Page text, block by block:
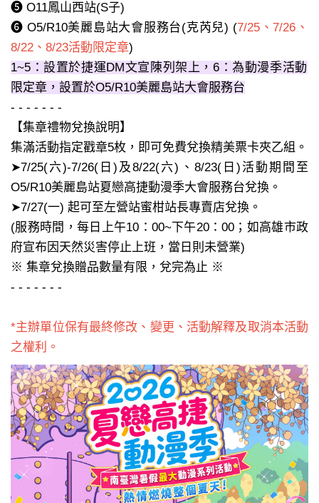
➎ O11鳳山西站(S子)
➏ O5/R10美麗島站大會服務台(克芮兒) (7/25、7/26、
8/22、8/23活動限定章)
1~5：設置於捷運DM文宣陳列架上 ，6：為動漫季活動
限定章，設置於O5/R10美麗島站大會服務台
- - - - - - -
【集章禮物兌換說明】
集滿活動指定戳章5枚，即可免費兌換精美票卡夾乙組。
➤7/25(六)-7/26(日)及8/22(六)、8/23(日)活動期間至
O5/R10美麗島站夏戀高捷動漫季大會服務台兌換。
➤7/27(一) 起可至左營站蜜柑站長專賣店兌換。
(服務時間，每日上午10：00~下午20：00；如高雄市政
府宣布因天然災害停止上班，當日則未營業)
※ 集章兌換贈品數量有限，兌完為止 ※
- - - - - - -
*主辦單位保有最終修改、變更、活動解釋及取消本活動
之權利。